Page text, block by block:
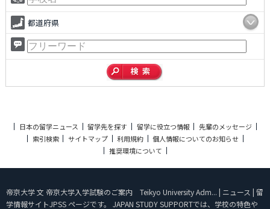
都道府県
日本の留学ニュース 留学先を探す 留学に役立つ情報
先輩のメッセージ
索引検索
サイトマップ 利用規約
個人情報についてのお知らせ
推奨環境について
帝京大学 文 帝京大学入学試験のご案内 Teikyo University Adm... | ニュース | 留
学情報サイトJPSS ページです。 JAPAN STUDY SUPPORTでは、学校の特色や